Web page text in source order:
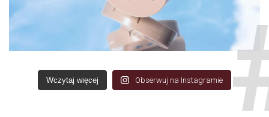
Wczytaj więcej Obserwuj na Instagramie